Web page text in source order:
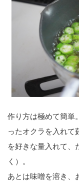
作り方は極めて簡単
ったオクラを入れて
を好きな量入れて、
く）。
あとは味噌を溶き、